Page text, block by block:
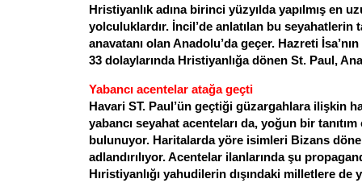
Hristiyanlık adına birinci yüzyılda yapılmış en
yolculuklardır. İncil’de anlatılan bu seyahatlerin
anavatanı olan Anadolu’da geçer. Hazreti
33 dolaylarında Hristiyanlığa dönen St. Paul,
Yabancı acentelar atağa geçti
Havari ST. Paul’ün geçtiği güzargahlara ilişkin
yabancı seyahat acenteları da, yoğun bir tanıtım
bulunuyor. Haritalarda yöre isimleri Bizans
adlandırılıyor. Acentelar ilanlarında şu
Hıristiyanlığı yahudilerin dışındaki milletlere de